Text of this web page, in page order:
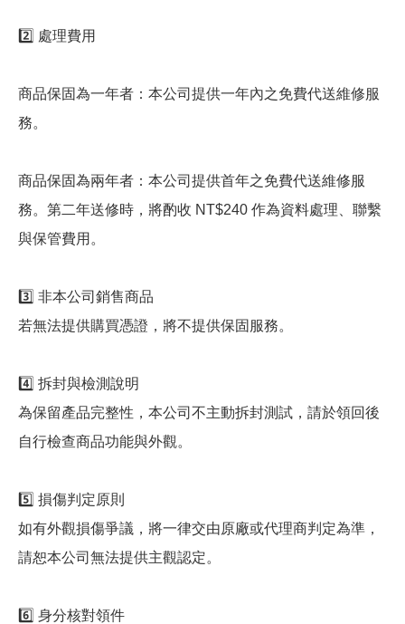
2️⃣ 處理費用
商品保固為一年者：本公司提供一年內之免費代送維修服
務。
商品保固為兩年者：本公司提供首年之免費代送維修服
務。第二年送修時，將酌收 NT$240 作為資料處理、聯繫
與保管費用。
3️⃣ 非本公司銷售商品
若無法提供購買憑證，將不提供保固服務。
4️⃣ 拆封與檢測說明
為保留產品完整性，本公司不主動拆封測試，請於領回後
自行檢查商品功能與外觀。
5️⃣ 損傷判定原則
如有外觀損傷爭議，將一律交由原廠或代理商判定為準，
請恕本公司無法提供主觀認定。
6️⃣ 身分核對領件